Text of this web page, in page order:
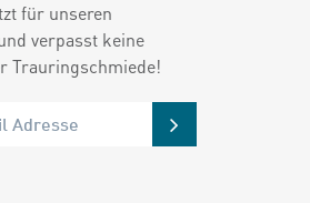
für unseren
verpasst keine
Trauringschmiede!